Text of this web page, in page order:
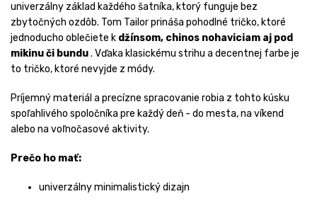
univerzálny základ každého šatníka, ktorý funguje bez
zbytočných ozdôb. Tom Tailor prináša pohodlné tričko, ktoré
jednoducho oblečiete k džínsom, chinos nohaviciam aj pod
mikinu či bundu. Vďaka klasickému strihu a decentnej farbe je
to tričko, ktoré nevyjde z módy.
Príjemný materiál a precízne spracovanie robia z tohto kúsku
spoľahlivého spoločníka pre každý deň - do mesta, na víkend
alebo na voľnočasové aktivity.
Prečo ho mať:
univerzálny minimalistický dizajn